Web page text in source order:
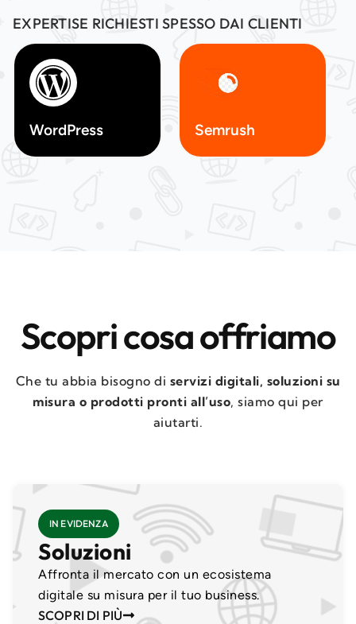
EXPERTISE RICHIESTI SPESSO DAI CLIENTI
WordPress Semrush
Scopri cosa offriamo
Che tu abbia bisogno di servizi digitali, soluzioni su
misura o prodotti pronti all’uso, siamo qui per
aiutarti.
IN EVIDENZA
Soluzioni
Affronta il mercato con un ecosistema
digitale su misura per il tuo business.
SCOPRI DI PIÙ